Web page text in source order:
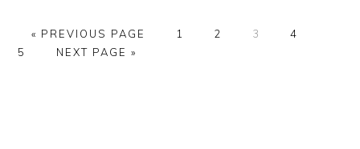
« GO
PREVIOUS PAGE
GO
1
GO
2
GO
3
GO
4
5
GO
NEXT PAGE »